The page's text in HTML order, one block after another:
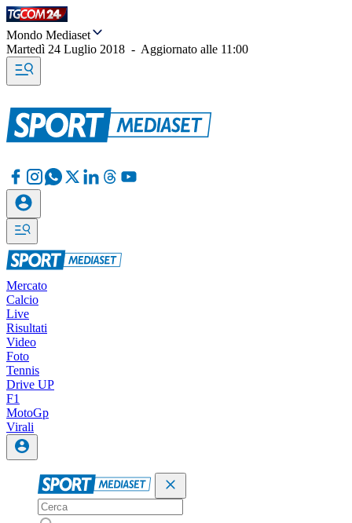
Mondo Mediaset
Martedì 24 Luglio 2018 - Aggiornato alle 11:00
Mercato
Calcio
Live
Risultati
Video
Foto
Tennis
Drive UP
F1
MotoGp
Virali